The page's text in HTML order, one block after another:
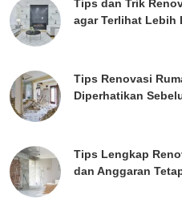
Tips dan Trik
agar Terlihat Lebih
Tips Renovasi
Diperhatikan
Tips Lengkap
dan Anggaran